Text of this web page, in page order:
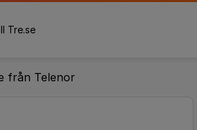
Tre.se
från Telenor